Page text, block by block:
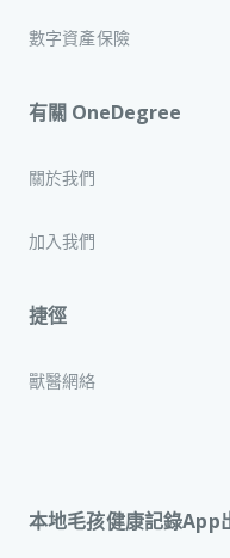
數字資產保險
有關 OneDegree
關於我們
加入我們
捷徑
獸醫網絡
本地毛孩健康記錄App